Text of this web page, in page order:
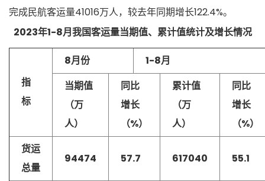
完成民航客运量41016万人，较去年同期增长122.4%。
2023年1-8月我国客运量当期值、累计值统计及增长情况
指
标
8月份
1-8月
当期值
（万
人）
同比
增长
（%）
累计值
（万
人）
同比
增长
（%）
货运
总量
94474 57.7 617040 55.1